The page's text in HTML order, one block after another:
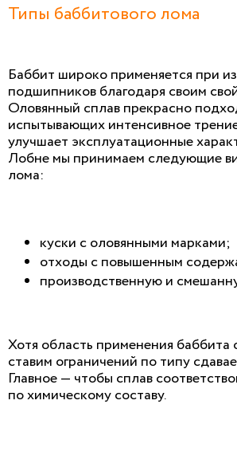
Типы баббитового лома
Баббит широко применяется при
подшипников благодаря своим
Оловянный сплав прекрасно
испытывающих интенсивное
улучшает эксплуатационные
Лобне мы принимаем следующие
лома:
куски с оловянными марками;
отходы с повышенным
производственную и
Хотя область применения баббита
ставим ограничений по типу
Главное — чтобы сплав
по химическому составу.